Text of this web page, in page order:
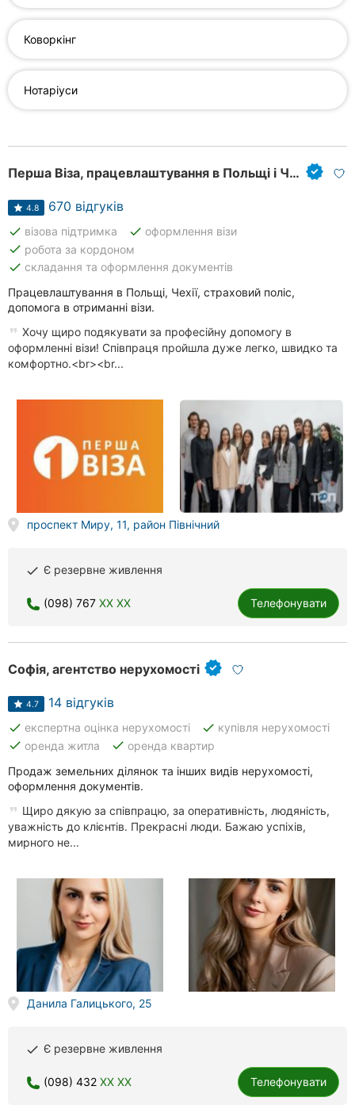
Херсон
Полтава
Чернівці
Суми
Івано-
Луцьк
Ужгород
Коворкінг
Нотаріуси
Перша Віза, працевлаштування в Польщі і Чехії
4.8 670 відгуків
done візова підтримка done оформлення візи
done робота за кордоном
done складання та оформлення документів
Працевлаштування в Польщі, Чехії, страховий поліс,
допомога в отриманні візи.
Хочу щиро подякувати за професійну допомогу в
оформленні візи! Співпраця пройшла дуже легко, швидко та
комфортно.<br><br...
проспект Миру, 11, район Північний
done Є резервне живлення
(098) 767 XX XX Телефонувати
Софія, агентство нерухомості
4.7 14 відгуків
done експертна оцінка нерухомості done купівля нерухомості
done оренда житла done оренда квартир
Продаж земельних ділянок та інших видів нерухомості,
оформлення документів.
Щиро дякую за співпрацю, за оперативність, людяність,
уважність до клієнтів. Прекрасні люди. Бажаю успіхів,
мирного не...
Данила Галицького, 25
done Є резервне живлення
(098) 432 XX XX Телефонувати